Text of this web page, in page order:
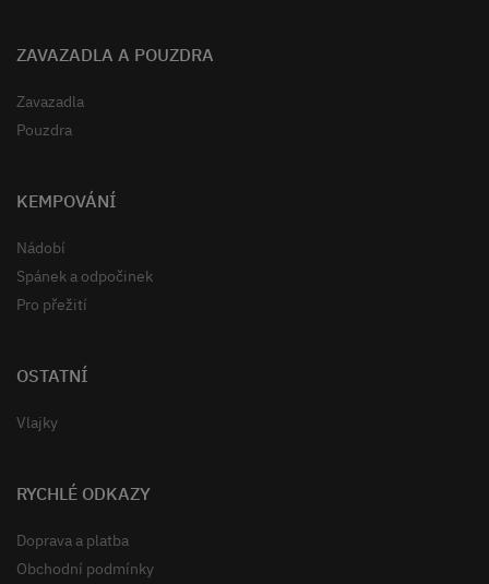
ZAVAZADLA A POUZDRA
Zavazadla
Pouzdra
KEMPOVÁNÍ
Nádobí
Spánek a odpočinek
Pro přežití
OSTATNÍ
Vlajky
RYCHLÉ ODKAZY
Doprava a platba
Obchodní podmínky